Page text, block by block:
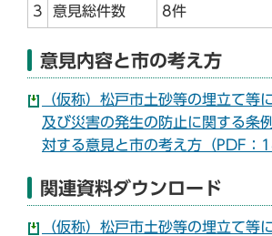
3 意見総件数 8件
意見内容と市の考え方
（仮称）松戸市土砂等の埋立て等
及び災害の発生の防止に関する条
対する意見と市の考え方（PDF：
関連資料ダウンロード
（仮称）松戸市土砂等の埋立て等